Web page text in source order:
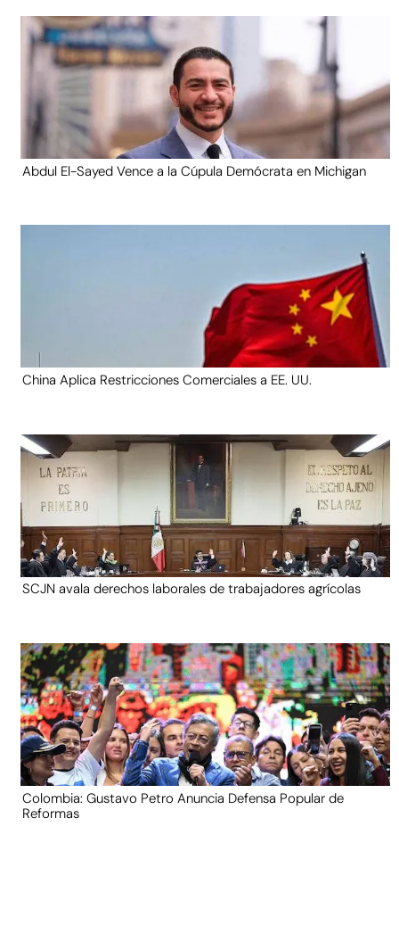
Abdul El-Sayed Vence a la Cúpula Demócrata en Michigan
China Aplica Restricciones Comerciales a EE. UU.
SCJN avala derechos laborales de trabajadores agrícolas
Colombia: Gustavo Petro Anuncia Defensa Popular de
Reformas